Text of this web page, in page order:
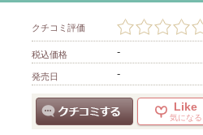
クチコミ評価
税込価格 -
発売日 -
Like
気になる